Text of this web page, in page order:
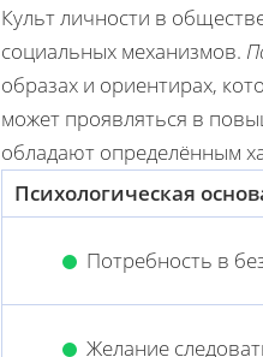
Культ личности в
социальных механизмов.
образах и ориентирах,
может проявляться в
обладают определённым
Психологическая
Потребность в
Желание